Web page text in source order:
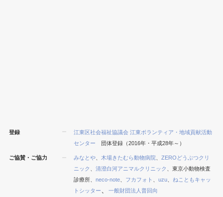
登録
江東区社会福祉協議会 江東ボランティア・地域貢献活動
センター 団体登録（2016年・平成28年～）
ご協賛・ご協力 みなとや 木場きたむら動物病院 、ZEROどうぶつクリ
ニック
、清澄白河アニマルクリニック
、東京小動物検査
診療所、neco-note フカフォト 、uzu 、ねこともキャッ
トシッター
、一般財団法人普回向